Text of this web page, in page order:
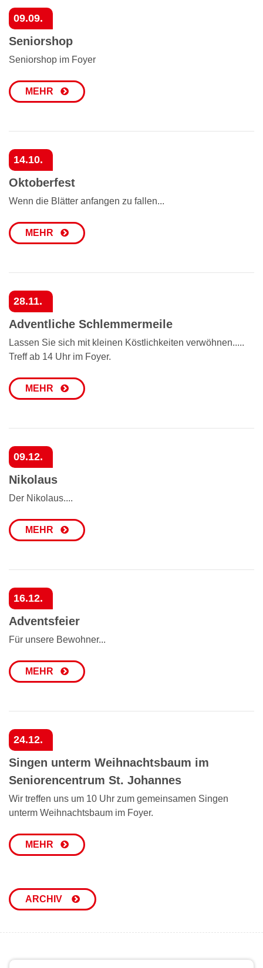
09.09.
Seniorshop
Seniorshop im Foyer
MEHR
14.10.
Oktoberfest
Wenn die Blätter anfangen zu fallen...
MEHR
28.11.
Adventliche Schlemmermeile
Lassen Sie sich mit kleinen Köstlichkeiten verwöhnen.....
Treff ab 14 Uhr im Foyer.
MEHR
09.12.
Nikolaus
Der Nikolaus....
MEHR
16.12.
Adventsfeier
Für unsere Bewohner...
MEHR
24.12.
Singen unterm Weihnachtsbaum im
Seniorencentrum St. Johannes
Wir treffen uns um 10 Uhr zum gemeinsamen Singen
unterm Weihnachtsbaum im Foyer.
MEHR
ARCHIV